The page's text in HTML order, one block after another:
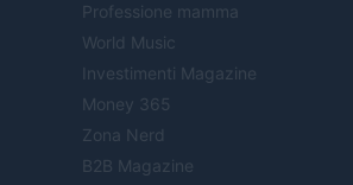
Professione mamma
World Music
Investimenti Magazine
Money 365
Zona Nerd
B2B Magazine